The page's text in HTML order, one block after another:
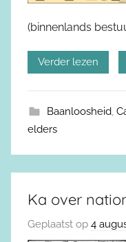
(binnenlands
Verder lezen
Baanloosheid,
elders
Ka over
Geplaatst op 4